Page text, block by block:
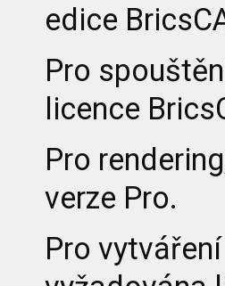
edice
Pro
licence
Pro
verze Pro.
Pro